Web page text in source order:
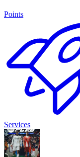
Points
Services